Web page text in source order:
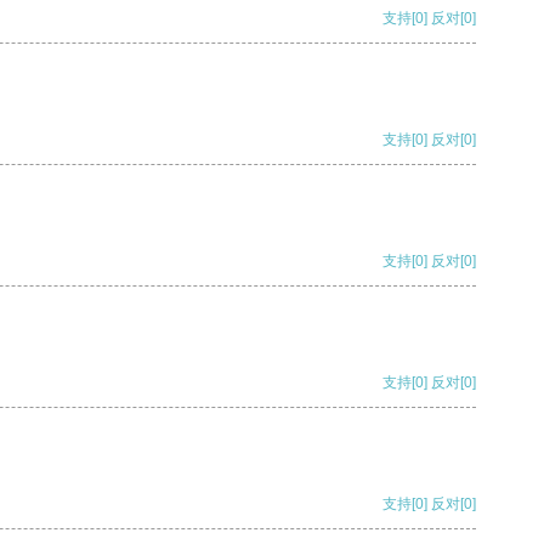
支持[0] 反对[0]
支持[0] 反对[0]
支持[0] 反对[0]
支持[0] 反对[0]
支持[0] 反对[0]